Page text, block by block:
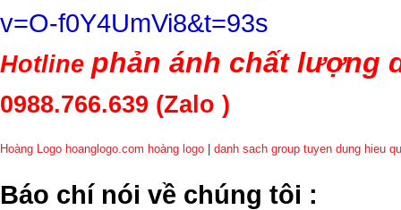
v=O-f0Y4UmVi8&t=93s
Hotline phản ánh chất lượng
0988.766.639 (Zalo )
Hoàng Logo hoanglogo.com hoàng logo danh sach group tuyen dung hieu
​Báo chí nói về chúng tôi :